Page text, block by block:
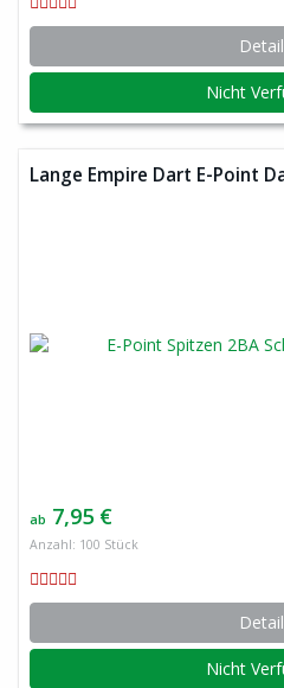
Nicht
Lange Empire Dart E-Point
ab 7,95 €
Anzahl: 100 Stück
Nicht